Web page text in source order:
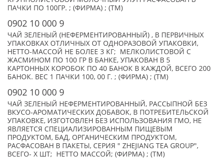
ПАЧКИ ПО 100ГР. ; (ФИРМА) ; (TM)
0902 10 000 9
ЧАЙ ЗЕЛЕНЫЙ (НЕФЕРМЕНТИРОВАННЫЙ) , В ПЕРВИЧНЫХ
УПАКОВКАХ ОТЛИЧНЫХ ОТ ОДНОРАЗОВОЙ УПАКОВКИ,
НЕТТО-МАССОЙ НЕ БОЛЕЕ 3 КГ; МЕЛКОЛИСТОВОЙ С
ЖАСМИНОМ ПО 100 ГР В БАНКЕ, УПАКОВАН В 5
КАРТОННЫХ КОРОБОК ПО 40 БАНОК В КАЖДОЙ, ВСЕГО 200
БАНОК. ВЕС 1 ПАЧКИ 100, 00 Г. ; (ФИРМА) ; (TM)
0902 10 000 9
ЧАЙ ЗЕЛЕНЫЙ НЕФЕРМЕНТИРОВАННЫЙ, РАССЫПНОЙ БЕЗ
ВКУСО-АРОМАТИЧЕСКИХ ДОБАВОК, В ПОТРЕБИТЕЛЬСКОЙ
УПАКОВКЕ, ИЗГОТОВЛЕН БЕЗ ИСПОЛЬЗОВАНИЯ ГМО, НЕ
ЯВЛЯЕТСЯ СПЕЦИАЛИЗИРОВАННЫМ ПИЩЕВЫМ
ПРОДУКТОМ, БАД, ОРГАНИЧЕСКИМ ПРОДУКТОМ,
РАСФАСОВАН В ПАКЕТЫ, СЕРИЯ " ZHEJIANG TEA GROUP",
ВСЕГО- X ШТ; НЕТТО МАССОЙ; (ФИРМА) ; (TM)